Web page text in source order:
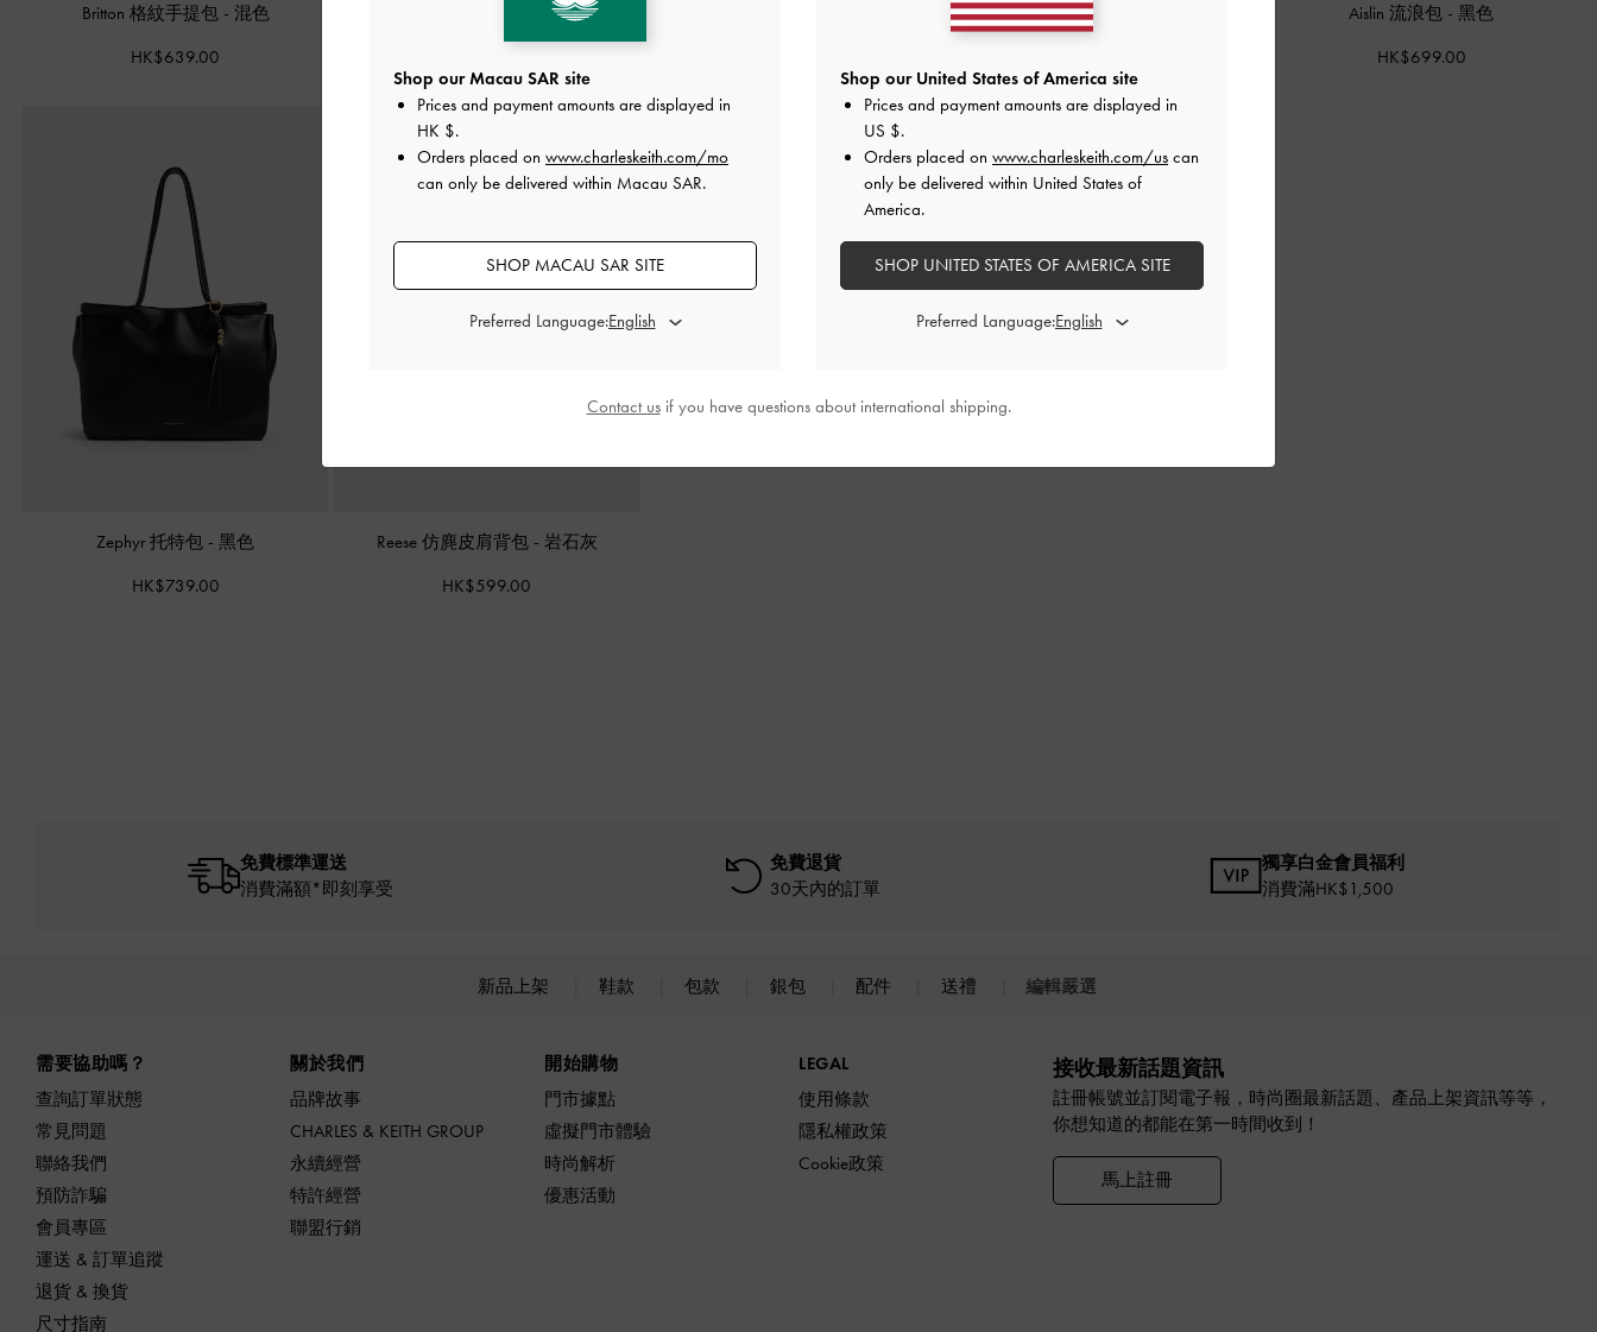
Britton 格紋手提包 - 混色
HK$639.00
黑銀 Zephyr 仿麂皮托特包 Aislin 流浪包 -黑色
HK$699.00
Zephyr 托特包 -黑色
HK$739.00
Reese 仿麂皮肩背包 - 岩石灰
HK$599.00
免費標準運送
消費滿額*即刻享受
免費退貨
30天內的訂單
獨享白金會員福利
消費滿HK$1,500
新品上架 鞋款 包款 銀包 配件 送禮 編輯嚴選
需要協助嗎？
查詢訂單狀態
常見問題
聯絡我們
預防詐騙
會員專區
運送 & 訂單追蹤
退貨 & 換貨
尺寸指南
關於我們
品牌故事
CHARLES & KEITH GROUP
永續經營
特許經營
聯盟行銷
開始購物
門市據點
虛擬門市體驗
時尚解析
優惠活動
LEGAL
使用條款
隱私權政策
Cookie政策
接收最新話題資訊
註冊帳號並訂閱電子報，時尚圈最新話題、產品上架資訊等等，
你想知道的都能在第一時間收到！
馬上註冊
Shop our Macau SAR site
Prices and payment amounts are displayed in
HK $.
Orders placed on www.charleskeith.com/mo
can only be delivered within Macau SAR.
SHOP MACAU SAR SITE
Preferred Language:
Shop our United States of America site
Prices and payment amounts are displayed in
US $.
Orders placed on www.charleskeith.com/us can
only be delivered within United States of
America.
SHOP UNITED STATES OF AMERICA SITE
Preferred Language:
Contact usif you have questions about international shipping.